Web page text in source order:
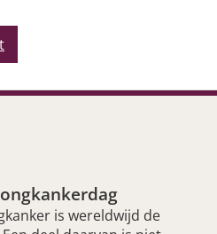
is wereldwijd de